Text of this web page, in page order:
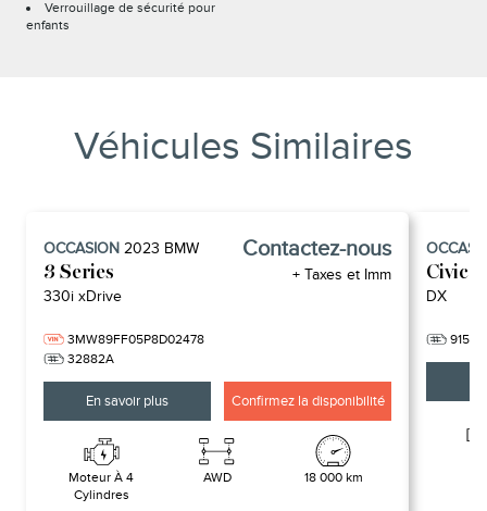
Verrouillage de sécurité pour
enfants
Véhicules Similaires
OCCASION 2023 BMW
3 Series
330i xDrive
3MW89FF05P8D02478
32882A
Contactez-nous
+ Taxes et Imm
En savoir plus Confirmez la disponibilité
Moteur À 4
Cylindres
AWD 18 000 km
Civic
DX